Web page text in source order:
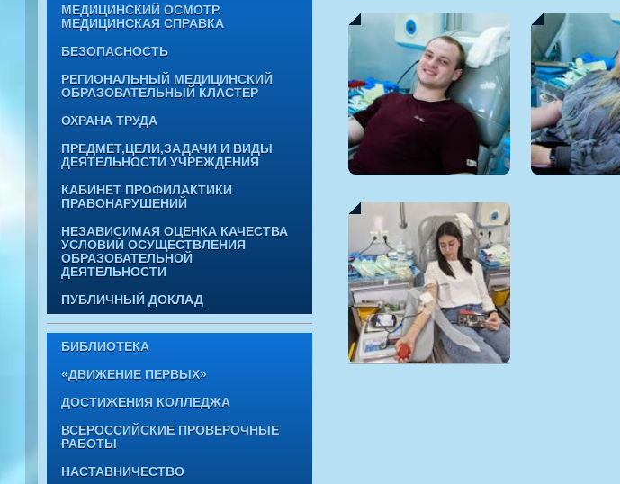
МЕДИЦИНСКИЙ ОСМОТР.
МЕДИЦИНСКАЯ СПРАВКА
БЕЗОПАСНОСТЬ
РЕГИОНАЛЬНЫЙ МЕДИЦИНСКИЙ
ОБРАЗОВАТЕЛЬНЫЙ КЛАСТЕР
ОХРАНА ТРУДА
ПРЕДМЕТ,ЦЕЛИ,ЗАДАЧИ И ВИДЫ
ДЕЯТЕЛЬНОСТИ УЧРЕЖДЕНИЯ
КАБИНЕТ ПРОФИЛАКТИКИ
ПРАВОНАРУШЕНИЙ
НЕЗАВИСИМАЯ ОЦЕНКА КАЧЕСТВА
УСЛОВИЙ ОСУЩЕСТВЛЕНИЯ
ОБРАЗОВАТЕЛЬНОЙ
ДЕЯТЕЛЬНОСТИ
ПУБЛИЧНЫЙ ДОКЛАД
БИБЛИОТЕКА
«ДВИЖЕНИЕ ПЕРВЫХ»
ДОСТИЖЕНИЯ КОЛЛЕДЖА
ВСЕРОССИЙСКИЕ ПРОВЕРОЧНЫЕ
РАБОТЫ
НАСТАВНИЧЕСТВО